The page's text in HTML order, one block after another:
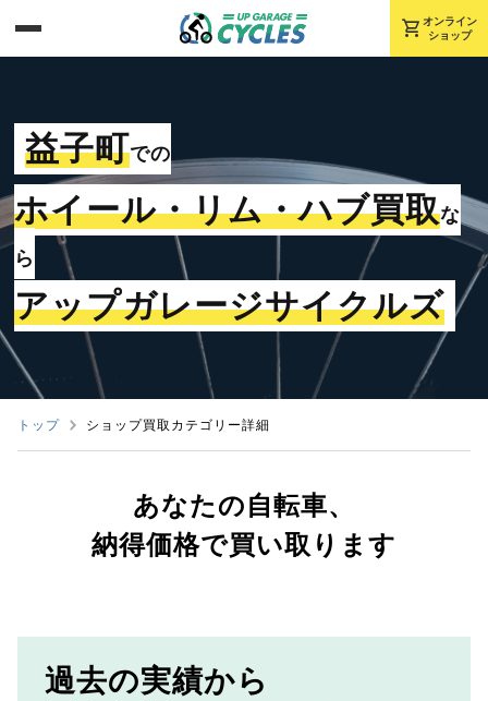
shopping_cart オンライン
ショップ
益子町での
ホイール・リム・ハブ買取な
ら
アップガレージサイクルズ
トップ ショップ買取カテゴリー詳細
あなたの自転車、
納得価格で買い取ります
過去の実績から